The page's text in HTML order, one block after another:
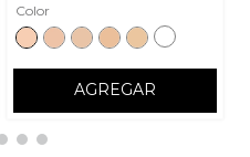
Color
AGREGAR